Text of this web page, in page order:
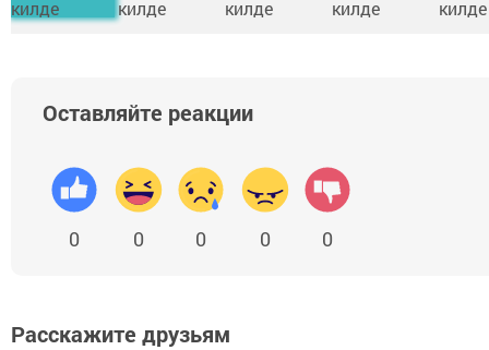
Оставляйте реакции
0 0 0 0 0
Расскажите друзьям